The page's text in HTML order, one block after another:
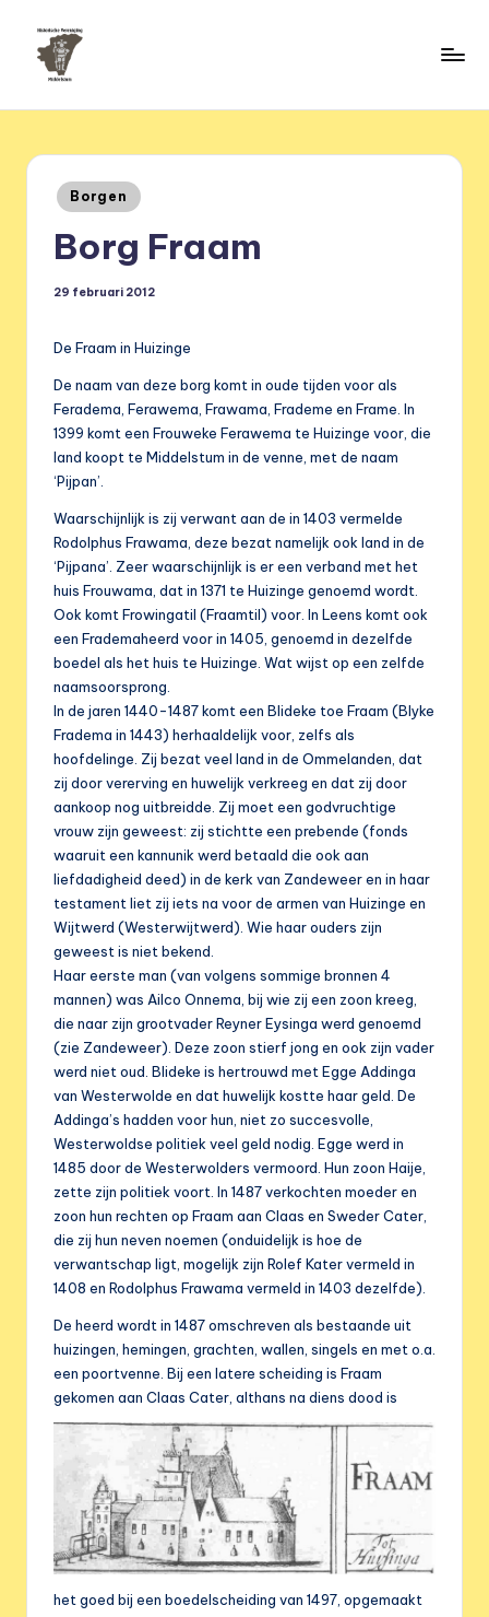
Geplaatst
in
Borgen
Borg Fraam
29 februari 2012
De Fraam in Huizinge
De naam van deze borg komt in oude tijden voor als
Feradema, Ferawema, Frawama, Frademe en Frame. In
1399 komt een Frouweke Ferawema te Huizinge voor, die
land koopt te Middelstum in de venne, met de naam
‘Pijpan’.
Waarschijnlijk is zij verwant aan de in 1403 vermelde
Rodolphus Frawama, deze bezat namelijk ook land in de
‘Pijpana’. Zeer waarschijnlijk is er een verband met het
huis Frouwama, dat in 1371 te Huizinge genoemd wordt.
Ook komt Frowingatil (Fraamtil) voor. In Leens komt ook
een Frademaheerd voor in 1405, genoemd in dezelfde
boedel als het huis te Huizinge. Wat wijst op een zelfde
naamsoorsprong.
In de jaren 1440-1487 komt een Blideke toe Fraam (Blyke
Fradema in 1443) herhaaldelijk voor, zelfs als
hoofdelinge. Zij bezat veel land in de Ommelanden, dat
zij door vererving en huwelijk verkreeg en dat zij door
aankoop nog uitbreidde. Zij moet een godvruchtige
vrouw zijn geweest: zij stichtte een prebende (fonds
waaruit een kannunik werd betaald die ook aan
liefdadigheid deed) in de kerk van Zandeweer en in haar
testament liet zij iets na voor de armen van Huizinge en
Wijtwerd (Westerwijtwerd). Wie haar ouders zijn
geweest is niet bekend.
Haar eerste man (van volgens sommige bronnen 4
mannen) was Ailco Onnema, bij wie zij een zoon kreeg,
die naar zijn grootvader Reyner Eysinga werd genoemd
(zie Zandeweer). Deze zoon stierf jong en ook zijn vader
werd niet oud. Blideke is hertrouwd met Egge Addinga
van Westerwolde en dat huwelijk kostte haar geld. De
Addinga’s hadden voor hun, niet zo succesvolle,
Westerwoldse politiek veel geld nodig. Egge werd in
1485 door de Westerwolders vermoord. Hun zoon Haije,
zette zijn politiek voort. In 1487 verkochten moeder en
zoon hun rechten op Fraam aan Claas en Sweder Cater,
die zij hun neven noemen (onduidelijk is hoe de
verwantschap ligt, mogelijk zijn Rolef Kater vermeld in
1408 en Rodolphus Frawama vermeld in 1403 dezelfde).
De heerd wordt in 1487 omschreven als bestaande uit
huizingen, hemingen, grachten, wallen, singels en met o.a.
een poortvenne. Bij een latere scheiding is Fraam
gekomen aan Claas Cater, althans na diens dood is
het goed bij een boedelscheiding van 1497, opgemaakt